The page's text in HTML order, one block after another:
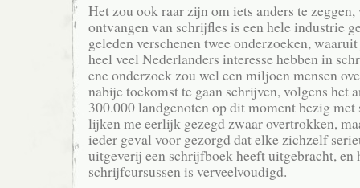
Het zou ook raar zijn om iets anders te zeggen,
ontvangen van schrijfles is een hele industrie
geleden verschenen twee onderzoeken,
heel veel Nederlanders interesse hebben in
ene onderzoek zou wel een miljoen mensen
nabije toekomst te gaan schrijven, volgens het
300.000 landgenoten op dit moment bezig
lijken me eerlijk gezegd zwaar overtrokken,
ieder geval voor gezorgd dat elke zichzelf
uitgeverij een schrijfboek heeft uitgebracht, en
schrijfcursussen is verveelvoudigd.